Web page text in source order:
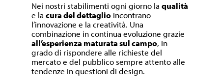
Nei nostri stabilimenti ogni giorno laqualità
e lacura del dettaglio incontrano
l’innovazione e la creatività. Una
combinazione in continua evoluzione grazie
all’esperienza maturata sul campo, in
grado di rispondere alle richieste del
mercato e del pubblico sempre attento alle
tendenze in questioni di design.